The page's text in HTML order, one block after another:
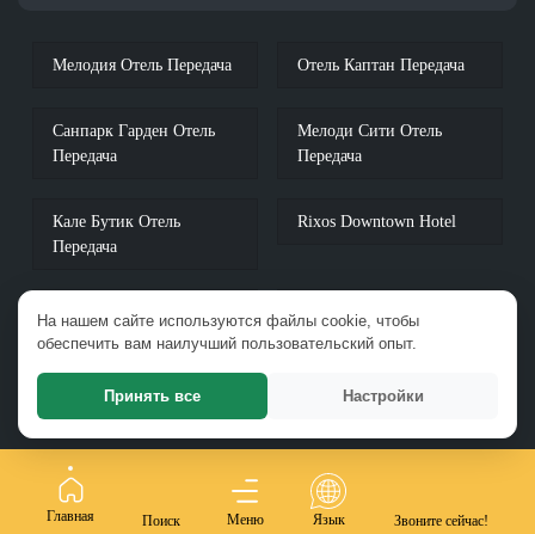
На нашем сайте используются файлы cookie, чтобы
обеспечить вам наилучший пользовательский опыт.
Принять все Настройки
Мелодия Отель Передача Отель Каптан Передача
Санпарк Гарден Отель
Передача
Мелоди Сити Отель
Передача
Кале Бутик Отель
Передача
Rixos Downtown Hotel
Fame Residence Lara &
SPA
Апарт-отель HMA
Передача
Главная Поиск Меню Язык Звоните сейчас!